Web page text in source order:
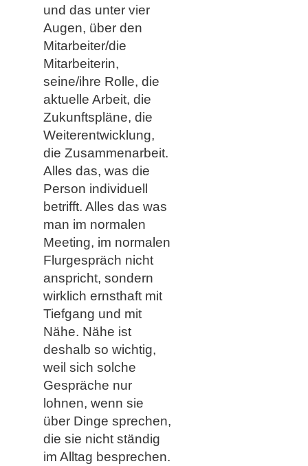
und das unter vier
Augen, über den
Mitarbeiter/die
Mitarbeiterin,
seine/ihre Rolle, die
aktuelle Arbeit, die
Zukunftspläne, die
Weiterentwicklung,
die Zusammenarbeit.
Alles das, was die
Person individuell
betrifft. Alles das was
man im normalen
Meeting, im normalen
Flurgespräch nicht
anspricht, sondern
wirklich ernsthaft mit
Tiefgang und mit
Nähe. Nähe ist
deshalb so wichtig,
weil sich solche
Gespräche nur
lohnen, wenn sie
über Dinge sprechen,
die sie nicht ständig
im Alltag besprechen.